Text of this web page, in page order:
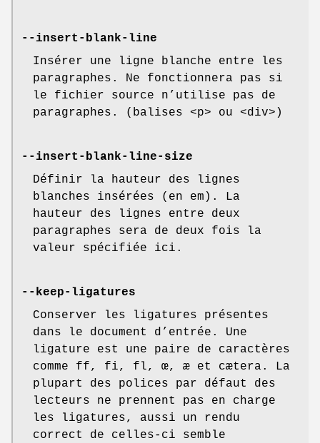
--insert-blank-line
Insérer une ligne blanche entre les
paragraphes. Ne fonctionnera pas si
le fichier source n’utilise pas de
paragraphes. (balises <p> ou <div>)
--insert-blank-line-size
Définir la hauteur des lignes
blanches insérées (en em). La
hauteur des lignes entre deux
paragraphes sera de deux fois la
valeur spécifiée ici.
--keep-ligatures
Conserver les ligatures présentes
dans le document d’entrée. Une
ligature est une paire de caractères
comme ff, fi, fl, œ, æ et cætera. La
plupart des polices par défaut des
lecteurs ne prennent pas en charge
les ligatures, aussi un rendu
correct de celles-ci semble